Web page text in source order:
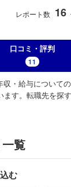
レポート数 16
口コミ・評判
11
・給与について
す。転職先を探
覧
む